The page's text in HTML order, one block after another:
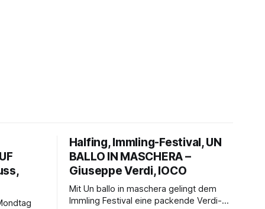
Halfing, Immling-Festival, UN
BALLO IN MASCHERA –
Giuseppe Verdi, IOCO
Mit Un ballo in maschera gelingt dem
Immling Festival eine packende Verdi-